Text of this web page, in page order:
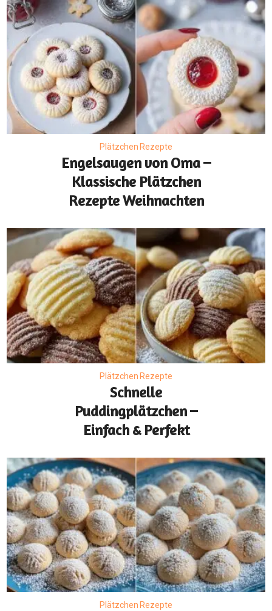
Plätzchen Rezepte
Engelsaugen von Oma –
Klassische Plätzchen
Rezepte Weihnachten
Plätzchen Rezepte
Schnelle
Puddingplätzchen –
Einfach & Perfekt
Plätzchen Rezepte